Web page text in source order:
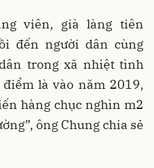
viên, già làng tiên
đến người dân cùng
trong xã nhiệt tình
là vào năm 2019,
hàng chục nghìn m2
ông Chung chia sẻ